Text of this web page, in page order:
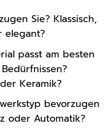
Sie? Klassisch,
elegant?
passt am besten
Keramik?
bevorzugen
oder Automatik?